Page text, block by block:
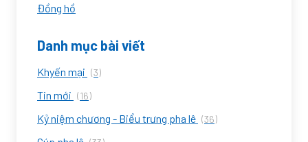
Đồng hồ
Danh mục bài viết
Khyến mại (3)
Tin mới (16)
Kỷ niệm chương - Biểu trưng pha lê (36)